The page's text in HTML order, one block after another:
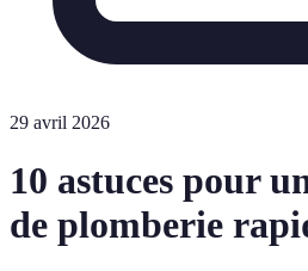
29 avril 2026
10 astuces pour
de plomberie